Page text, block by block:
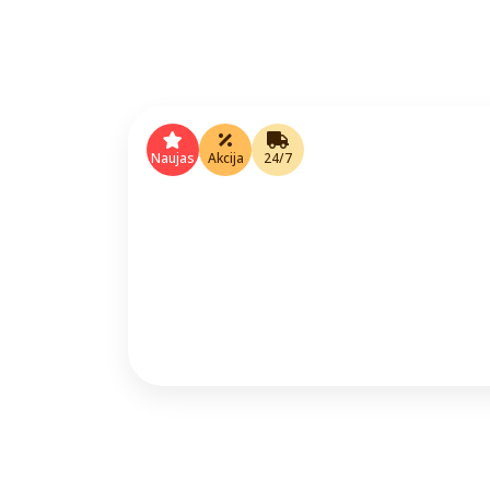
Naujas Akcija 24/7